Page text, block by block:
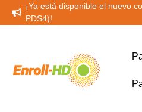
¡Ya está disponible el nuevo
PDS4)!